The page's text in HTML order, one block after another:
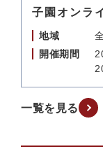
子園オンラ
地域
開催期間
一覧を見る